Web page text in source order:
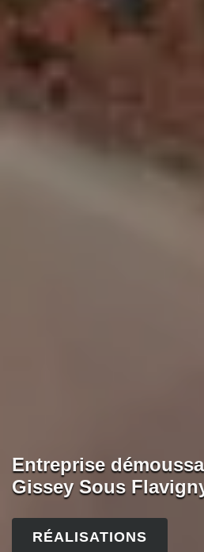
Entreprise
Gissey Sous
RÉALISATIONS